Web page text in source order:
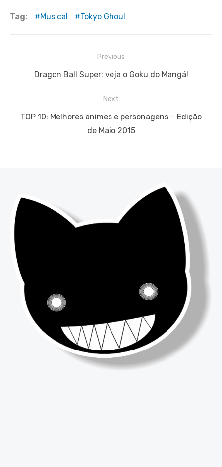
Tag: Musical Tokyo Ghoul
Previous
Previous
Dragon Ball Super: veja o Goku do Mangá!
Next
Next
TOP 10: Melhores animes e personagens – Edição
de Maio 2015